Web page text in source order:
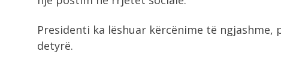
Presidenti ka lëshuar kërcënime të
detyrë.